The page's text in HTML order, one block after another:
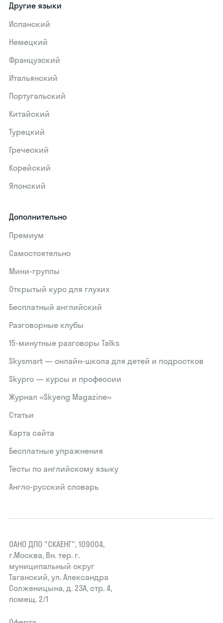
Другие языки
Испанский
Немецкий
Французский
Итальянский
Португальский
Китайский
Турецкий
Греческий
Корейский
Японский
Дополнительно
Премиум
Самостоятельно
Мини-группы
Открытый курс для глухих
Бесплатный английский
Разговорные клубы
15‑минутные разговоры Talks
Skysmart — онлайн-школа для детей и подростков
Skypro — курсы и профессии
Журнал «Skyeng Magazine»
Статьи
Карта сайта
Бесплатные упражнения
Тесты по английскому языку
Англо-русский словарь
ОАНО ДПО "СКАЕНГ", 109004,
г.Москва, Вн. тер. г.
муниципальный округ
Таганский, ул. Александра
Солженицына, д. 23А, стр. 4,
помещ. 2/1